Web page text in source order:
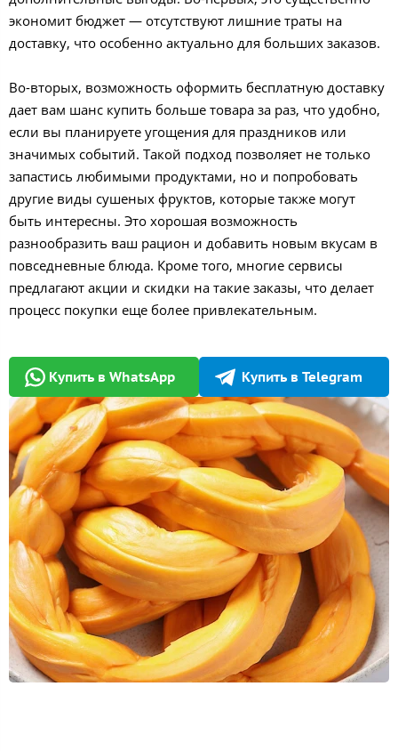
экономит бюджет — отсутствуют лишние траты на
доставку, что особенно актуально для больших заказов.
Во-вторых, возможность оформить бесплатную доставку
дает вам шанс купить больше товара за раз, что удобно,
если вы планируете угощения для праздников или
значимых событий. Такой подход позволяет не только
запастись любимыми продуктами, но и попробовать
другие виды сушеных фруктов, которые также могут
быть интересны. Это хорошая возможность
разнообразить ваш рацион и добавить новым вкусам в
повседневные блюда. Кроме того, многие сервисы
предлагают акции и скидки на такие заказы, что делает
процесс покупки еще более привлекательным.
Купить в WhatsApp Купить в Telegram